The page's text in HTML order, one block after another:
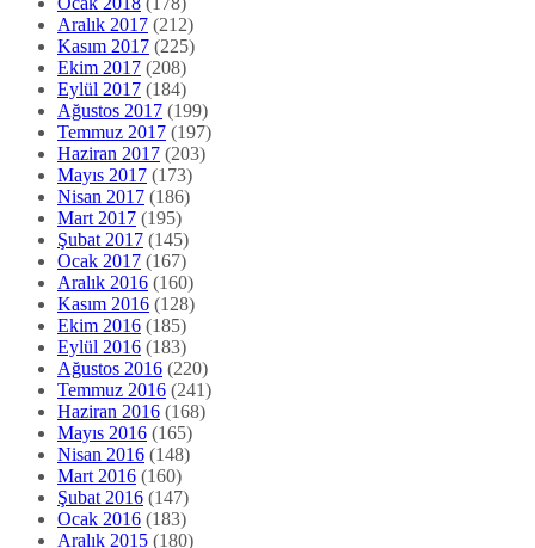
Aralık 2017 (212)
Kasım 2017 (225)
Ekim 2017 (208)
Eylül 2017 (184)
Ağustos 2017 (199)
Temmuz 2017 (197)
Haziran 2017 (203)
Mayıs 2017 (173)
Nisan 2017 (186)
Mart 2017 (195)
Şubat 2017 (145)
Ocak 2017 (167)
Aralık 2016 (160)
Kasım 2016 (128)
Ekim 2016 (185)
Eylül 2016 (183)
Ağustos 2016 (220)
Temmuz 2016 (241)
Haziran 2016 (168)
Mayıs 2016 (165)
Nisan 2016 (148)
Mart 2016 (160)
Şubat 2016 (147)
Ocak 2016 (183)
Aralık 2015 (180)